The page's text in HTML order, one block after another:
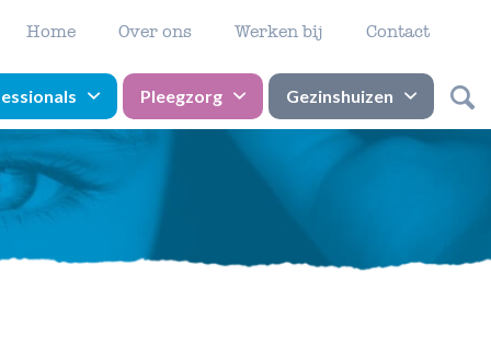
Pleegzorg Gezinshuizen
Home Over ons Werken bij Contact